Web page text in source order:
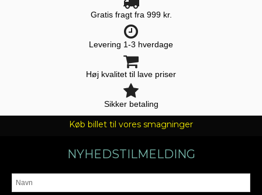
Gratis fragt fra 999 kr.
Levering 1-3 hverdage
Høj kvalitet til lave priser
Sikker betaling
Køb billet til vores smagninger
NYHEDSTILMELDING